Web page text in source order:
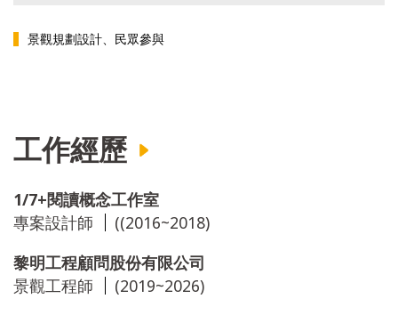
景觀規劃設計、民眾參與
工作經歷
1/7+閱讀概念工作室
專案設計師
((2016~2018)
黎明工程顧問股份有限公司
景觀工程師
(2019~2026)